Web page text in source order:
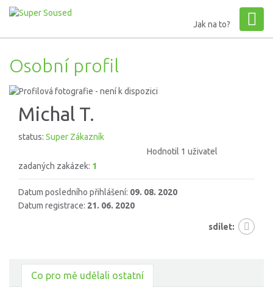
Jak na to?
Osobní profil
Michal T.
status: Super Zákazník
Hodnotil 1 uživatel
zadaných zakázek: 1
Datum posledního přihlášení: 09. 08. 2020
Datum registrace: 21. 06. 2020
sdílet:
Co pro mě udělali ostatní